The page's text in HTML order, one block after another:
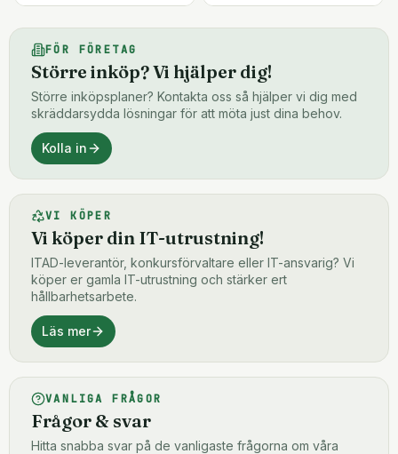
FÖR FÖRETAG
Större inköp? Vi hjälper dig!
Större inköpsplaner? Kontakta oss så hjälper vi dig med
skräddarsydda lösningar för att möta just dina behov.
Kolla in
VI KÖPER
Vi köper din IT-utrustning!
ITAD-leverantör, konkursförvaltare eller IT-ansvarig? Vi
köper er gamla IT-utrustning och stärker ert
hållbarhetsarbete.
Läs mer
VANLIGA FRÅGOR
Frågor & svar
Hitta snabba svar på de vanligaste frågorna om våra